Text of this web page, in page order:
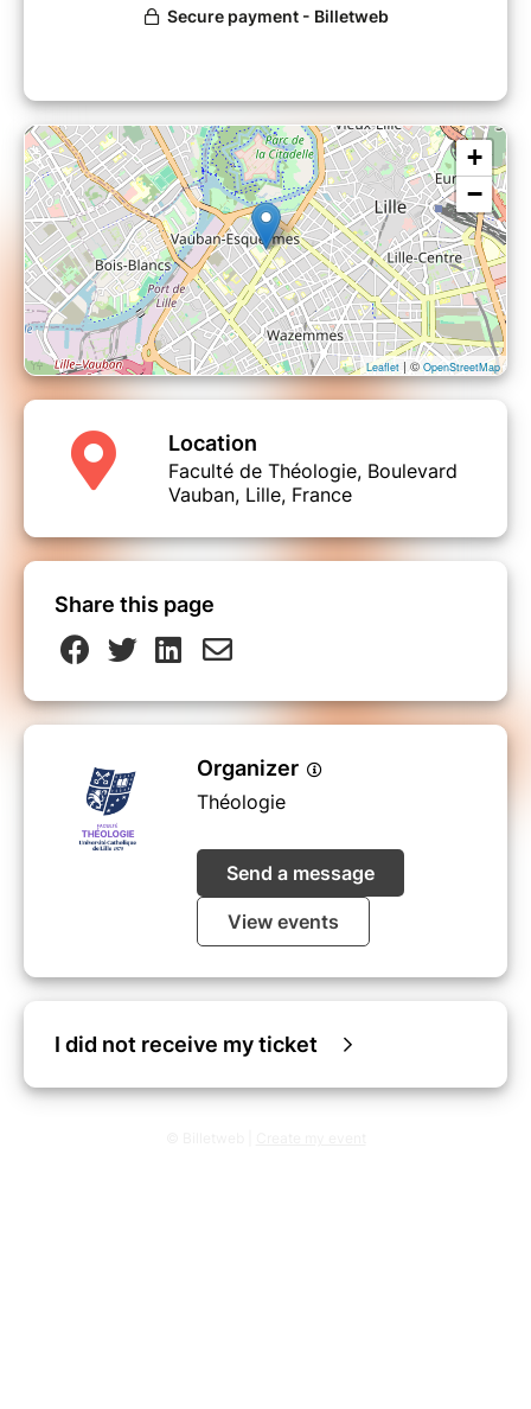
quelques questions bioéthiques spécifiques de la fin de vie.
philosophiques et théologiques dans le contexte
de la fin de vie,
Énoncer et expliquer les arguments en pro et
contra de l’euthanasie,
Expliquer la position de la théologie catholique à
cet égard.
Intervenant : Paulo Rodrigues
+
−
Leaflet | ©OpenStreetMap
Location
Faculté de Théologie, Boulevard
Vauban, Lille, France
Share this page
Organizer
Théologie
Send a message
View events
I did not receive my ticket